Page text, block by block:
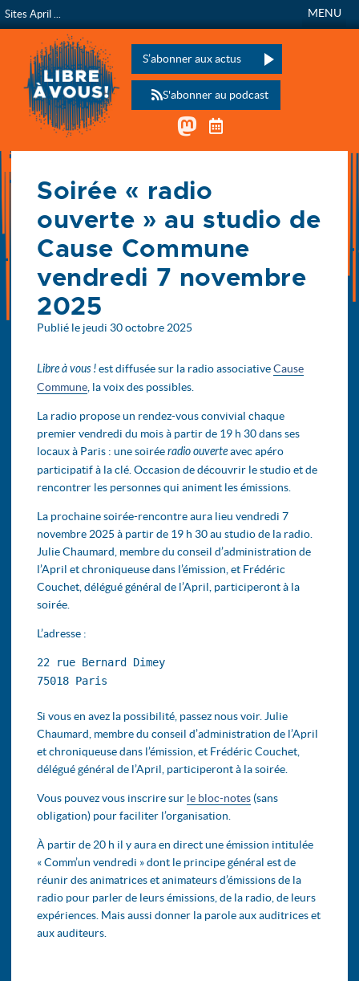
Libre à vous !
L’émission de radio
MENU
S’abonner aux actus
Veuillez laisser ce champ vide :
Mastodon
S'abonner au podcast
Actualités
Soirée « radio ouverte » au studio de Cause Commune (…)
Soirée « radio
ouverte » au studio de
Cause Commune
vendredi 7 novembre
2025
Publié le jeudi 30 octobre 2025
Libre à vous !est diffusée sur la radio associativeCause
Commune , la voix des possibles.
La radio propose un rendez-vous convivial chaque
premier vendredi du mois à partir de 19 h 30 dans ses
locaux à Paris : une soiréeradio ouverteavec apéro
participatif à la clé. Occasion de découvrir le studio et de
rencontrer les personnes qui animent les émissions.
La prochaine soirée-rencontre aura lieu vendredi 7
novembre 2025 à partir de 19 h 30 au studio de la radio.
Julie Chaumard, membre du conseil d’administration de
l’April et chroniqueuse dans l’émission, et Frédéric
Couchet, délégué général de l’April, participeront à la
soirée.
L’adresse :
22 rue Bernard Dimey
75018 Paris
Si vous en avez la possibilité, passez nous voir. Julie
Chaumard, membre du conseil d’administration de l’April
et chroniqueuse dans l’émission, et Frédéric Couchet,
délégué général de l’April, participeront à la soirée.
Vous pouvez vous inscrire sur le bloc-notes (sans
obligation) pour faciliter l’organisation.
À partir de 20 h il y aura en direct une émission intitulée
« Comm’un vendredi » dont le principe général est de
réunir des animatrices et animateurs d’émissions de la
radio pour parler de leurs émissions, de la radio, de leurs
expériences. Mais aussi donner la parole aux auditrices et
aux auditeurs.
Sites April ...